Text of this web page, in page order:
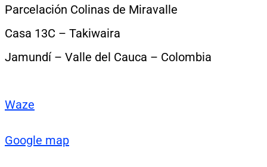
Parcelación Colinas de Miravalle
Casa 13C – Takiwaira
Jamundí – Valle del Cauca – Colombia
Waze
Google map